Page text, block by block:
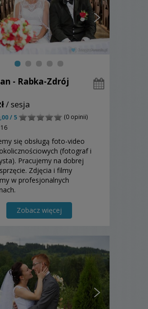
- Rabka-Zdrój
/ sesja
/ 5
(0 opinii)
się obsługą foto-video
(fotograf i
Pracujemy na dobrej
Zdjęcia i filmy
w profesjonalnych
Zobacz więcej